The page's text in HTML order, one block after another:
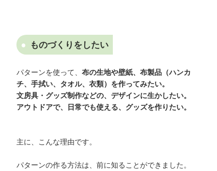
ものづくりをしたい
パターンを使って、布の生地や壁紙、布製品（ハンカ
チ、手拭い、タオル、衣類）を作ってみたい。
文房具・グッズ制作などの、デザインに生かしたい。
アウトドアで、日常でも使える、グッズを作りたい。
主に、こんな理由です。
パターンの作る方法は、前に知ることができました。